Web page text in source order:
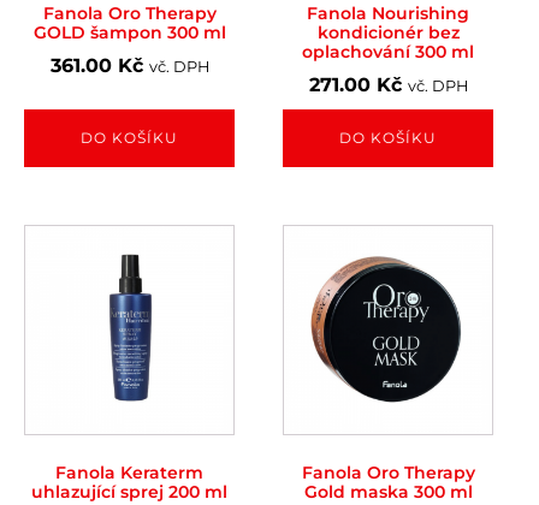
Fanola Oro Therapy
GOLD šampon 300 ml
361.00 Kč vč. DPH
DO KOŠÍKU
Fanola Nourishing
kondicionér bez
oplachování 300 ml
271.00 Kč vč. DPH
DO KOŠÍKU
Fanola Keraterm
uhlazující sprej 200 ml
Fanola Oro Therapy
Gold maska 300 ml